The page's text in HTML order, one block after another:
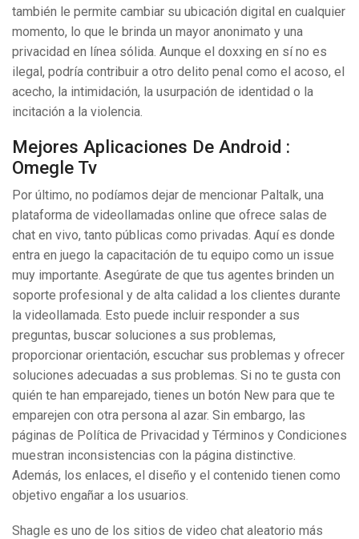
también le permite cambiar su ubicación digital en cualquier
momento, lo que le brinda un mayor anonimato y una
privacidad en línea sólida. Aunque el doxxing en sí no es
ilegal, podría contribuir a otro delito penal como el acoso, el
acecho, la intimidación, la usurpación de identidad o la
incitación a la violencia.
Mejores Aplicaciones De Android :
Omegle Tv
Por último, no podíamos dejar de mencionar Paltalk, una
plataforma de videollamadas online que ofrece salas de
chat en vivo, tanto públicas como privadas. Aquí es donde
entra en juego la capacitación de tu equipo como un issue
muy importante. Asegúrate de que tus agentes brinden un
soporte profesional y de alta calidad a los clientes durante
la videollamada. Esto puede incluir responder a sus
preguntas, buscar soluciones a sus problemas,
proporcionar orientación, escuchar sus problemas y ofrecer
soluciones adecuadas a sus problemas. Si no te gusta con
quién te han emparejado, tienes un botón New para que te
emparejen con otra persona al azar. Sin embargo, las
páginas de Política de Privacidad y Términos y Condiciones
muestran inconsistencias con la página distinctive.
Además, los enlaces, el diseño y el contenido tienen como
objetivo engañar a los usuarios.
Shagle es uno de los sitios de video chat aleatorio más